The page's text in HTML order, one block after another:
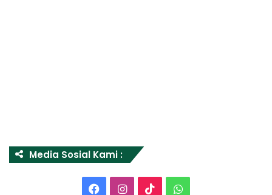
Media Sosial Kami :
FacebookInstagram
TikTokWhatsApp